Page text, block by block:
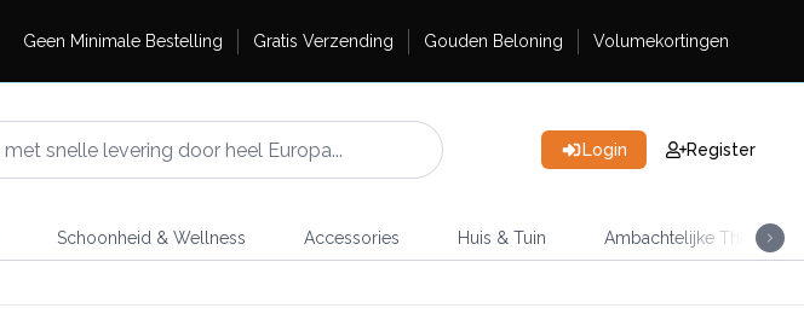
Geen Minimale Bestelling Gratis Verzending Gouden Beloning Volumekortingen
Login Register
Schoonheid & Wellness Accessories Huis & Tuin Ambachtelijke Thee